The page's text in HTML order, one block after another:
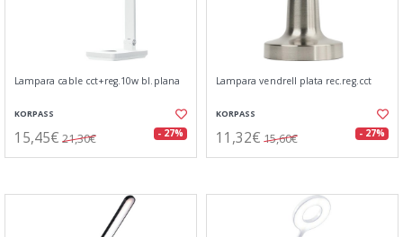
Lampara cable cct+reg.10w bl.plana
KORPASS
15,45€ 21,30€ - 27%
Lampara vendrell plata rec.reg.cct
KORPASS
11,32€ 15,60€ - 27%